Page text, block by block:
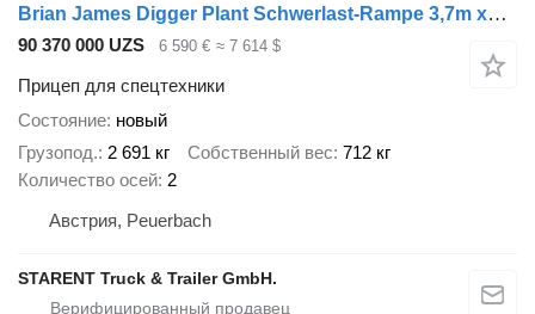
Brian James Digger Plant Schwerlast-Rampe 3,7m x1,7m NEU
90 370 000 UZS 6 590 € ≈ 7 614 $
Прицеп для спецтехники
Состояние новый
Грузопод. 2 691 кг Собственный вес 712 кг
Количество осей 2
Австрия, Peuerbach
STARENT Truck & Trailer GmbH.